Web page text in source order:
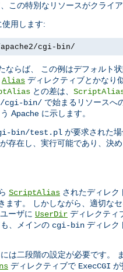
この特別なリソースがクライ
用します:
cgi-bin/
ならば、 この例はデフォルト
Alias ディレクティブとかなり
との差は、
/cgi-bin/ で始まるリソースへ
Apache に示します。
bin/test.pl が要求された
存在し、実行可能であり、決
ScriptAlias されたディレク
ます。 しかしながら、適切な
ーザに UserDir ディレクティ
、メインの cgi-bin ディレク
は二段階の設定が必要です。 ま
ディレクティブで ExecCGI が